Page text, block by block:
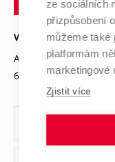
Open Science
Projekty
Projekty ze
Specifický výzkum
Mezinárodní dohody
Univerzitní sítě
Bezpečná univerzita
Vyznamenání
Organizační struktura
Ochrana osobních
VYSOKÉ UČENÍ
Antonínská 548/1
602 00 Brno
ze sociálních
přizpůsobení
můžeme také
platformám
marketingové
Zjistit více